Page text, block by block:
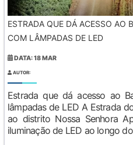
ESTRADA QUE DÁ ACESSO AO
COM LÂMPADAS DE LED
DATA: 18 MAR
AUTOR:
Estrada que dá acesso ao
lâmpadas de LED A Estrada
ao distrito Nossa Senhora
iluminação de LED ao longo